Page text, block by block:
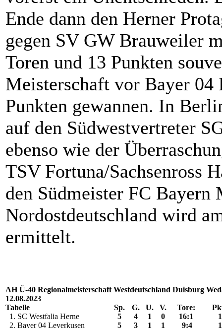
Ende dann den Herner
gegen SV GW Brauweiler
Toren und 13 Punkten
Meisterschaft vor Bayer 04
Punkten gewannen. In
auf den Südwestvertreter
ebenso wie der
TSV Fortuna/Sachsenross
den Südmeister FC Bayern
Nordostdeutschland wird
ermittelt.
AH Ü-40 Regionalmeisterschaft Westdeutschland Duisburg
12.08.2023
Tabelle
Sp. G. U. V. Tore:
1. SC Westfalia Herne
5 4 1 0 16:1
2. Bayer 04 Leverkusen
5 3 1 1 9:4